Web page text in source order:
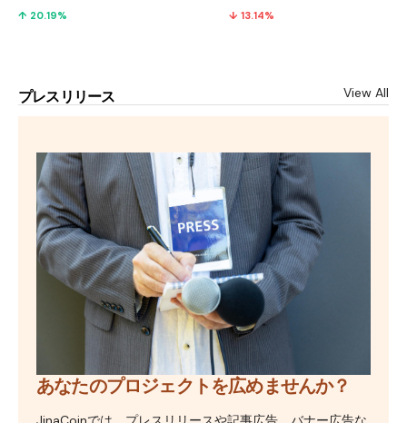
↑ 20.19% ↓ 13.14%
プレスリリース View All
あなたのプロジェクトを広めませんか？